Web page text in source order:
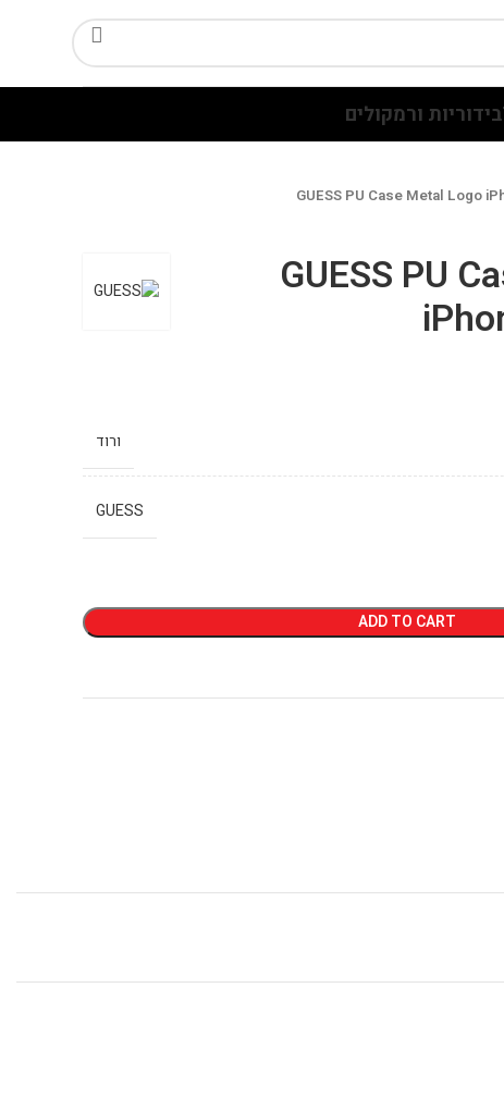
בידוריות ורמקולים
GUESS PU Case Metal Logo
GUESS PU
ורוד
GUESS
ADD TO CART